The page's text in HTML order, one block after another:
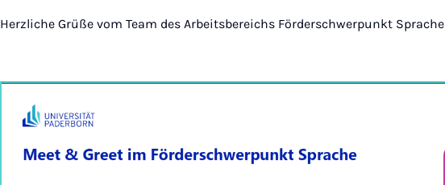
Herzliche Grüße vom Team des Arbeitsbereichs Förderschwerpunkt Sprache